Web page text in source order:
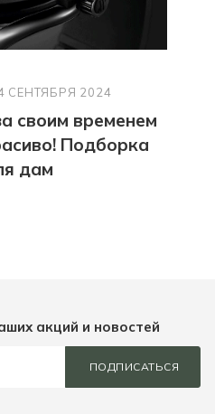
СЕНТЯБРЯ 2024
своим временем
Подборка
дам
акций и новостей
ПОДПИСАТЬСЯ